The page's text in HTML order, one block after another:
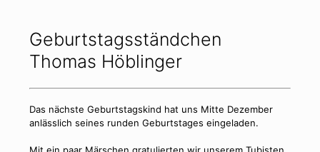
Geburtstagsständchen
Thomas Höblinger
Das nächste Geburtstagskind hat uns Mitte Dezember
anlässlich seines runden Geburtstages eingeladen.
Mit ein paar Märschen gratulierten wir unserem Tubisten